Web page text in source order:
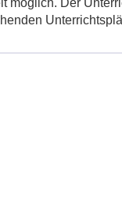
möglich. Der